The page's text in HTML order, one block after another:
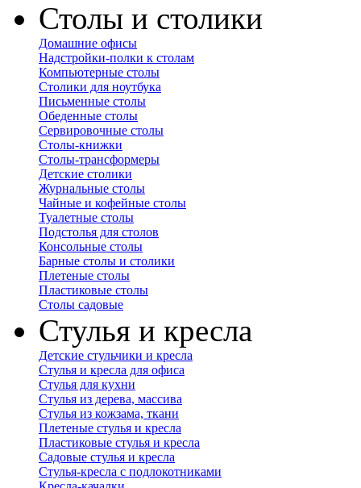
Столы и столики
Домашние офисы
Надстройки-полки к столам
Компьютерные столы
Столики для ноутбука
Письменные столы
Обеденные столы
Сервировочные столы
Столы-книжки
Столы-трансформеры
Детские столики
Журнальные столы
Чайные и кофейные столы
Туалетные столы
Подстолья для столов
Консольные столы
Барные столы и столики
Плетеные столы
Пластиковые столы
Столы садовые
Стулья и кресла
Детские стульчики и кресла
Стулья и кресла для офиса
Стулья для кухни
Стулья из дерева, массива
Стулья из кожзама, ткани
Плетеные стулья и кресла
Пластиковые стулья и кресла
Садовые стулья и кресла
Стулья-кресла с подлокотниками